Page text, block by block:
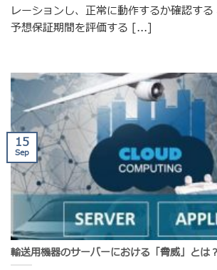
レーションし、正常に動作するか確認す
予想保証期間を評価する [...]
輸送用機器のサーバーにおける「脅威」とは？
15
Sep